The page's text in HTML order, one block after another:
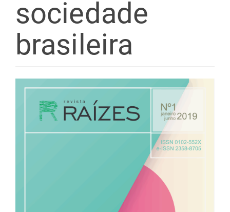
sociedade
brasileira
Barra
lateral
de